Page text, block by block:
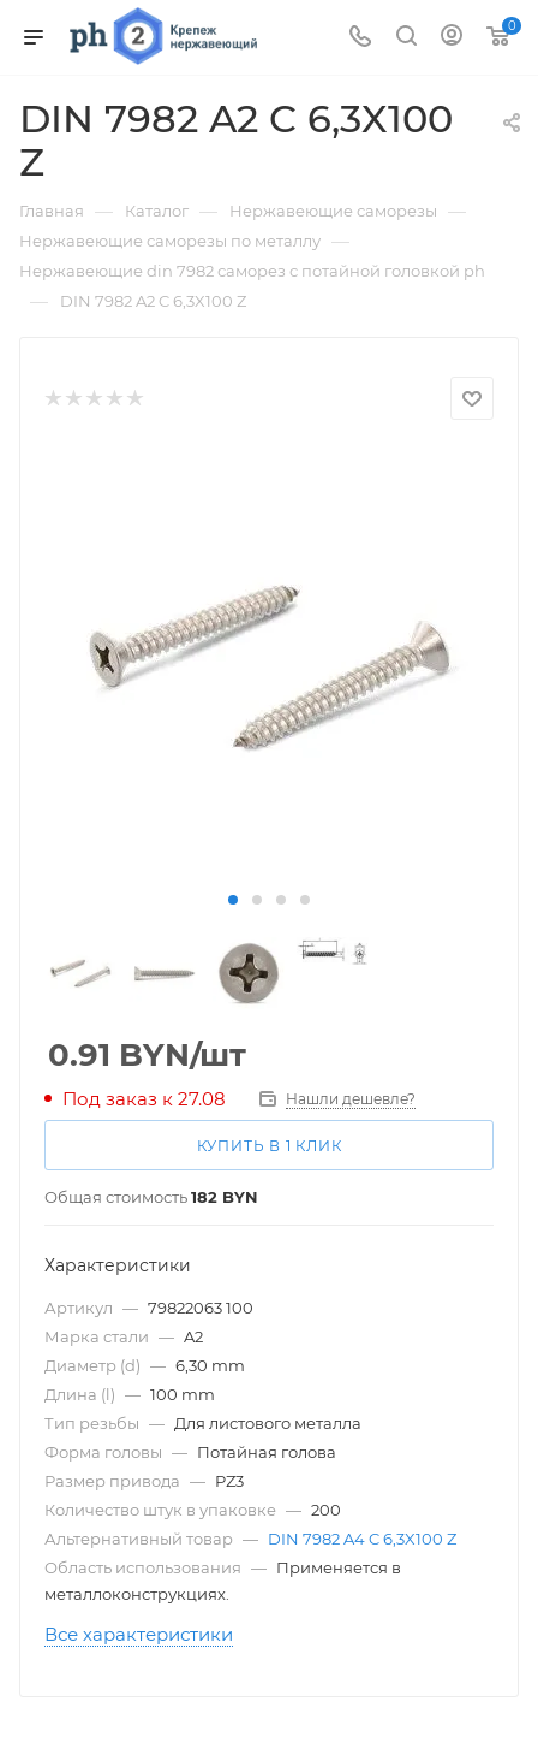
0
DIN 7982 A2 C 6,3X100
Z
Главная — Каталог — Нержавеющие саморезы —
Нержавеющие саморезы по металлу —
Нержавеющие din 7982 саморез с потайной головкой ph
— DIN 7982 A2 C 6,3X100 Z
0.91 BYN/шт
Под заказ к 27.08 Нашли дешевле?
КУПИТЬ В 1 КЛИК
Общая стоимость182 BYN
Характеристики
Артикул — 79822063 100
Марка стали — A2
Диаметр (d) — 6,30 mm
Длина (l) — 100 mm
Тип резьбы — Для листового металла
Форма головы — Потайная голова
Размер привода — PZ3
Количество штук в упаковке — 200
Альтернативный товар — DIN 7982 A4 C 6,3X100 Z
Область использования — Применяется в
металлоконструкциях.
Все характеристики